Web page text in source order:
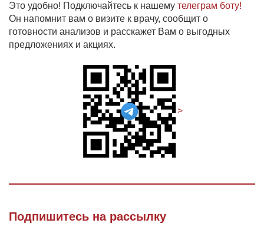
Это удобно! Подключайтесь к нашему телеграм боту!
Он напомнит вам о визите к врачу, сообщит о
готовности анализов и расскажет Вам о выгодных
предложениях и акциях.
>
Подпишитесь на рассылку